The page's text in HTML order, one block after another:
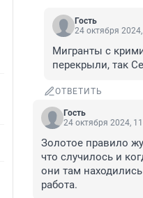
Гость
24 октября
Мигранты с
перекрыли, так
ОТВЕТИТЬ
Гость
24 октября 2024,
Золотое правило
что случилось и
они там
работа.